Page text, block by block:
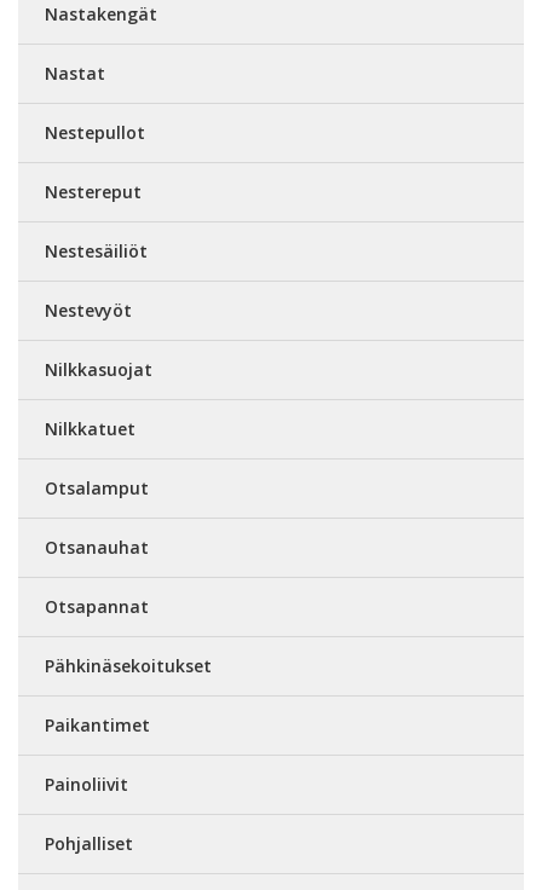
Nastakengät
Nastat
Nestepullot
Nestereput
Nestesäiliöt
Nestevyöt
Nilkkasuojat
Nilkkatuet
Otsalamput
Otsanauhat
Otsapannat
Pähkinäsekoitukset
Paikantimet
Painoliivit
Pohjalliset